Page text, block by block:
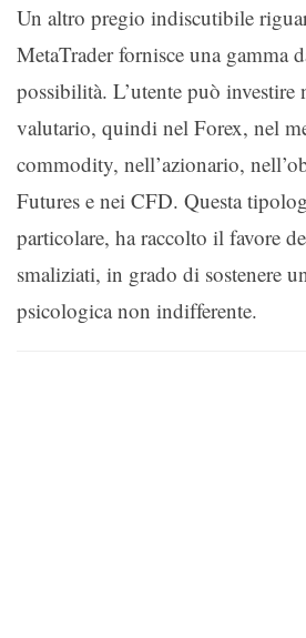
Un altro pregio indiscutibile
MetaTrader fornisce una gamma
possibilità. L’utente può investire
valutario, quindi nel Forex, nel
commodity, nell’azionario,
Futures e nei CFD. Questa
particolare, ha raccolto il favore
smaliziati, in grado di sostenere
psicologica non indifferente.